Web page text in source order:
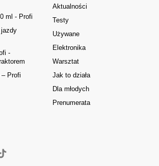
Aktualności
Testy
Używane
Elektronika
Warsztat
Jak to działa
Dla młodych
Prenumerata
ml - Profi
jazdy
-
Profi